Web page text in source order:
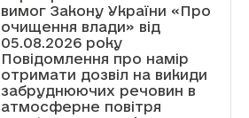
вимог Закону України «Про
очищення влади» від
05.08.2026 року
Повідомлення про намір
отримати дозвіл на викиди
забруднюючих речовин в
атмосферне повітря